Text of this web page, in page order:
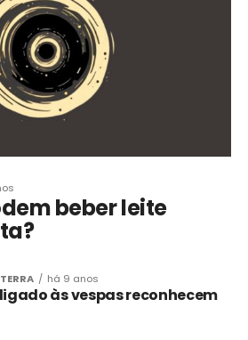
beber leite
há 9 anos
às vespas reconhecem